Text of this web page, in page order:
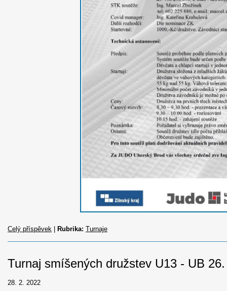
Celý příspěvek Rubrika: Turnaje
Turnaj smíšených družstev U13 - UB
28. 2. 2022